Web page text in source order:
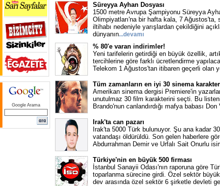
Google Arama
Süreyya Ayhan Dosyası
1500 metre Avrupa Şampiyonu Süreyya
Olimpiyatları'na bir hafta kala, 7 Ağustos'ta,
iltihabı nedeniyle yarışlardan çekildiğini
dünyanın...devamı
% 80'e varan indirimler!
Yeni tarifelerin getirdiği en büyük özellik,
tercihlerine göre farklı ücretlendirme
Telekom 1 Ağustos'tan itibaren geçerli olan
Tüm zamanların en iyi 30 sinema
Amerikan sinema dergisi Premiere'in
unutulmaz 30 film karakterini seçti. Bu
Brando'nun canlandırdığı mafya babası
Irak'ta can pazarı
Irak'ta 5000 Türk bulunuyor. Şu ana kadar
vatandaşı öldürüldü. Son gelen haberlere
Abdurrahman Demir ve Urfalı Sait Onurlu
Türkiye'nin en büyük 500 firması
İstanbul Sanayii Odası'nın raporuna göre
toparlanma sürecine girdi. Özel sektör
dev arasında özel sektör 6 şirketle devleti